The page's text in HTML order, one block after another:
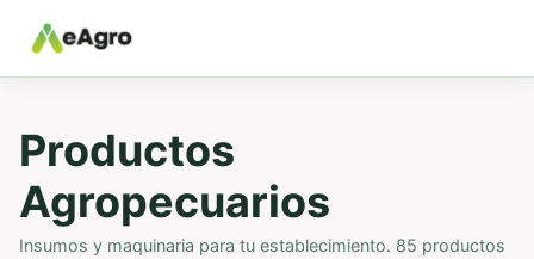
Productos
Agropecuarios
Insumos y maquinaria para tu establecimiento. 85 productos